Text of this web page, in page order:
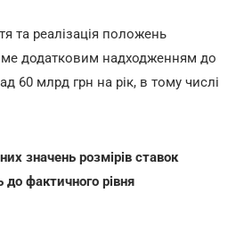
та реалізація положень
додатковим надходженням до
60 млрд грн на рік, в тому числі
значень розмірів ставок
до фактичного рівня